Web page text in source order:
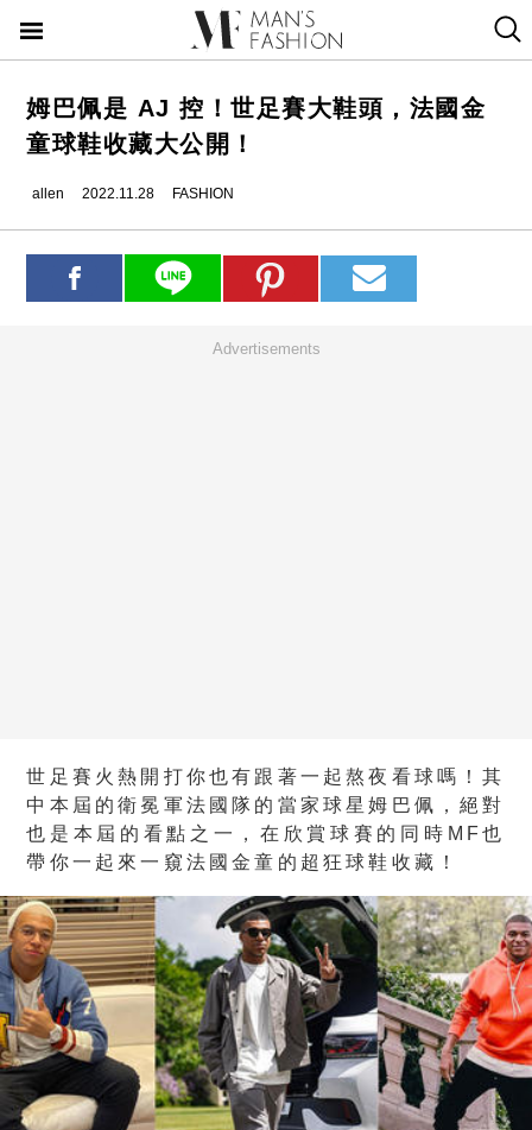
姆巴佩是 AJ 控！世足賽大鞋頭，法國金
童球鞋收藏大公開！
allen 2022.11.28 FASHION
Advertisements
世足賽火熱開打你也有跟著一起熬夜看球嗎！其
中本屆的衛冕軍法國隊的當家球星姆巴佩，絕對
也是本屆的看點之一，在欣賞球賽的同時MF也
帶你一起來一窺法國金童的超狂球鞋收藏！